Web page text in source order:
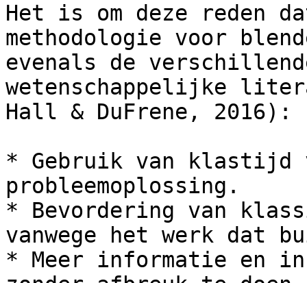
Het is om deze reden
methodologie voor
evenals de
wetenschappelijke
Hall & DuFrene, 2016):
* Gebruik van
probleemoplossing.
* Bevordering van
vanwege het werk dat
* Meer informatie en